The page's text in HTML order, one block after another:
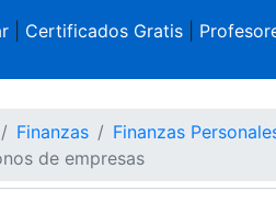
| Certificados Gratis|
Finanzas
Finanzas
de empresas